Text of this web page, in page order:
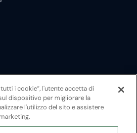
Festival
Filarmonico
i cookie”, l'utente accetta di
dispositivo per migliorare la
l'utilizzo del sito e assistere